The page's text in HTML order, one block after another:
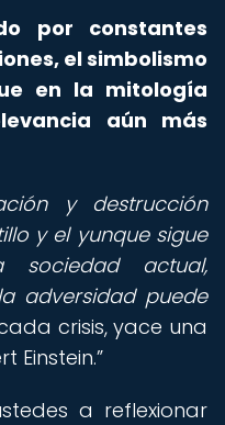
por constantes
el simbolismo
en la mitología
aún más
y destrucción
y el yunque sigue
sociedad actual,
adversidad puede
crisis, yace una
Einstein.
a reflexionar